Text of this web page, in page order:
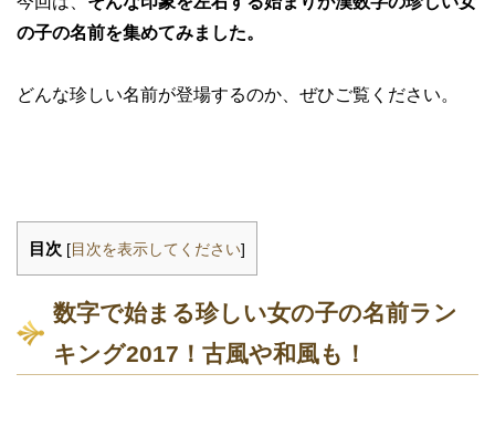
の子の名前を集めてみました。
どんな珍しい名前が登場するのか、ぜひご覧ください。
目次 [目次を表示してください]
数字で始まる珍しい女の子の名前ラン
キング2017！古風や和風も！